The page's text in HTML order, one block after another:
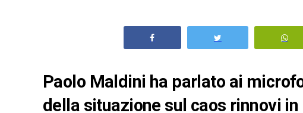
Paolo Maldini ha parlato ai
della situazione sul caos rinnovi